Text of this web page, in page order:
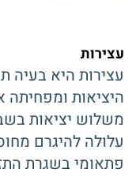
עצירות
עצירות היא
היציאות ומפחיתה
משלוש יציאות
עלולה להיגרם
פתאומי בשגרת